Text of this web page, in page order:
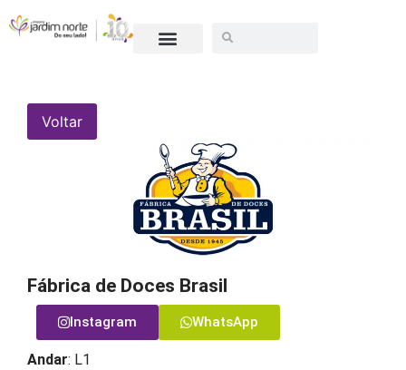
Voltar
Fábrica de Doces Brasil
Instagram WhatsApp
Andar: L1